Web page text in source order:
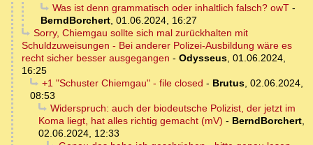
Was ist denn grammatisch oder inhaltlich falsch? owT-
BerndBorchert, 01.06.2024, 16:27
Sorry, Chiemgau sollte sich mal zurückhalten mit
Schuldzuweisungen - Bei anderer Polizei-Ausbildung wäre es
recht sicher besser ausgegangen - Odysseus, 01.06.2024,
16:25
+1 "Schuster Chiemgau" - file closed - Brutus, 02.06.2024,
08:53
Widerspruch: auch der biodeutsche Polizist, der jetzt im
Koma liegt, hat alles richtig gemacht (mV) - BerndBorchert,
02.06.2024, 12:33